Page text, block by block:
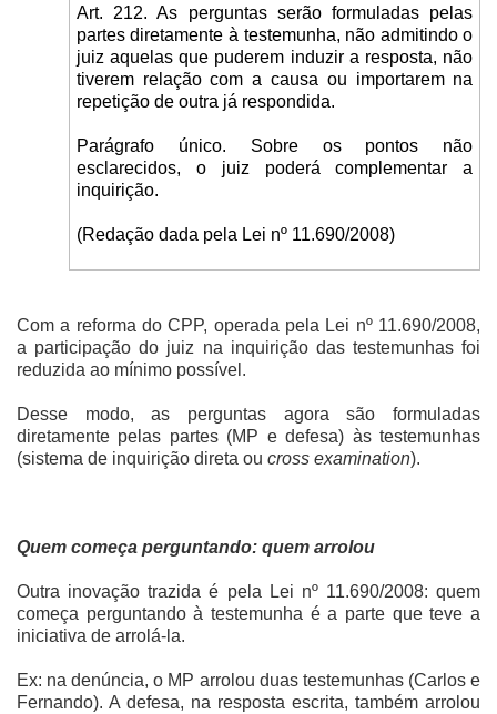
Art. 212. As perguntas serão formuladas pelas
partes diretamente à testemunha, não admitindo o
juiz aquelas que puderem induzir a resposta, não
tiverem relação com a causa ou importarem na
repetição de outra já respondida.
Parágrafo único. Sobre os pontos não
esclarecidos, o juiz poderá complementar a
inquirição.
(Redação dada pela Lei nº 11.690/2008)
Com a reforma do CPP, operada pela Lei nº 11.690/2008,
a participação do juiz na inquirição das testemunhas foi
reduzida ao mínimo possível.
Desse modo, as perguntas agora são formuladas
diretamente pelas partes (MP e defesa) às testemunhas
(sistema de inquirição direta ou cross examination).
Quem começa perguntando: quem arrolou
Outra inovação trazida é pela Lei nº 11.690/2008: quem
começa perguntando à testemunha é a parte que teve a
iniciativa de arrolá-la.
Ex: na denúncia, o MP arrolou duas testemunhas (Carlos e
Fernando). A defesa, na resposta escrita, também arrolou